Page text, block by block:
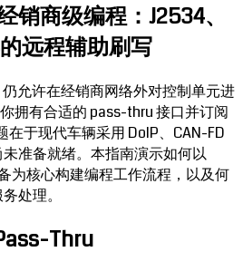
销商级编程：J2534、
远程辅助刷写
仍允许在经销商网络外对控制单元进
拥有合适的 pass-thru 接口并订阅
在于现代车辆采用 DoIP、CAN-FD
准备就绪。本指南演示如何以
为核心构建编程工作流程，以及何
处理。
Thru